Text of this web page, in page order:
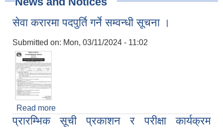
सेवा करारमा पदपुर्ति गर्ने सम्वन्धी सूचना ।
Submitted on: Mon, 03/11/2024 - 11:02
Read more
प्रारम्भिक सूची प्रकाशन र परीक्षा कार्यक्रम